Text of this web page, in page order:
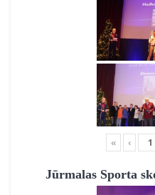
« ‹
Jūrmalas Sporta